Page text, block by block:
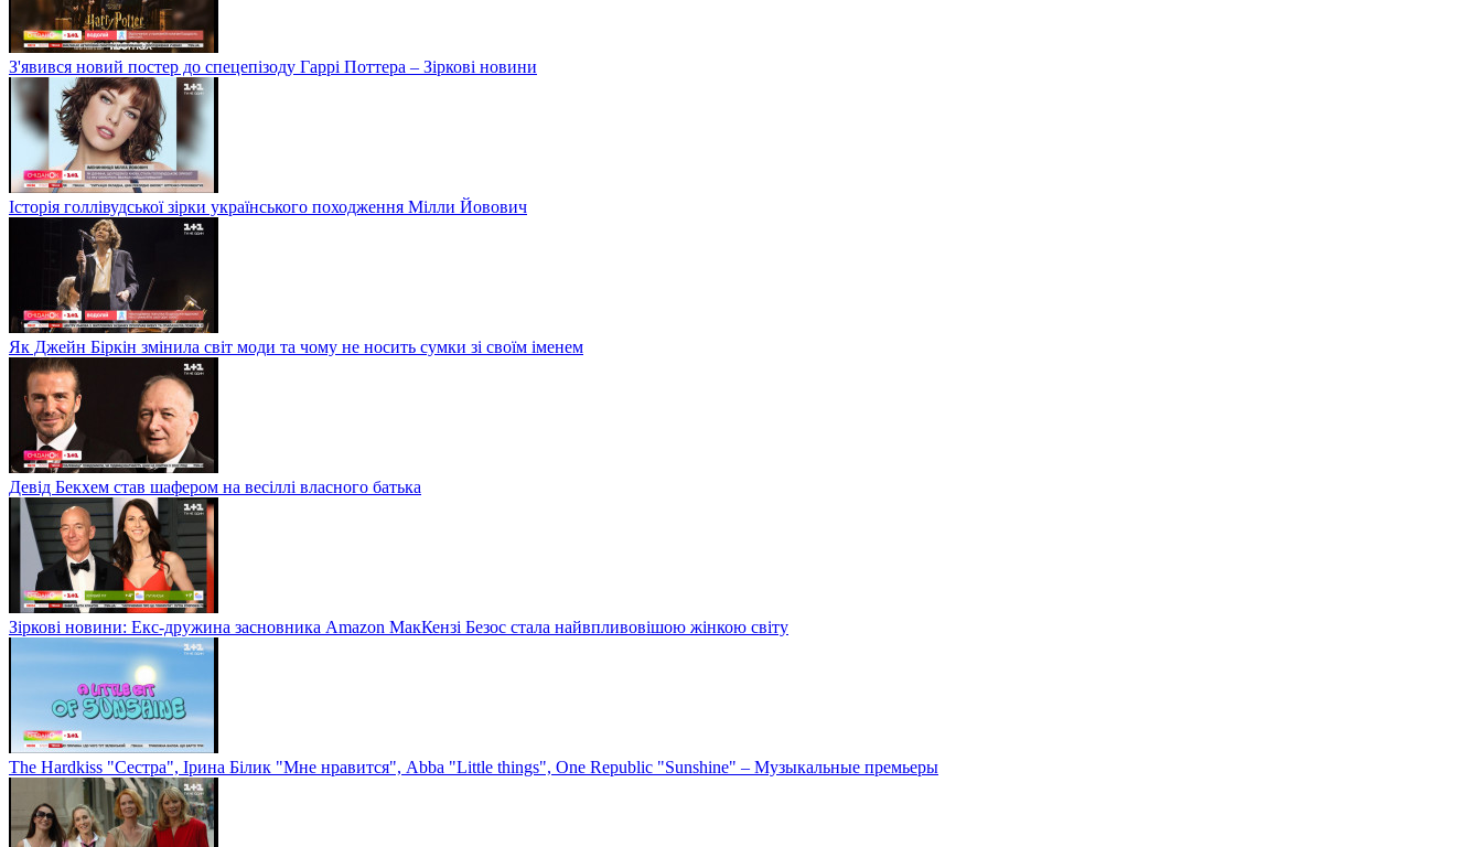
З'явився новий постер до спецепізоду Гаррі Поттера – Зіркові новини
Історія голлівудської зірки українського походження Мілли Йовович
Як Джейн Біркін змінила світ моди та чому не носить сумки зі своїм іменем
Девід Бекхем став шафером на весіллі власного батька
Зіркові новини: Екс-дружина засновника Amazon МакКензі Безос стала найвпливовішою жінкою світу
The Hardkiss "Сестра", Ірина Білик "Мне нравится", Abba "Little things", One Republic "Sunshine" – Музыкальные премьеры